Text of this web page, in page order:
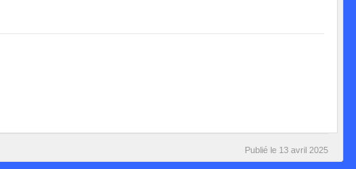
Publié le 13 avril 2025